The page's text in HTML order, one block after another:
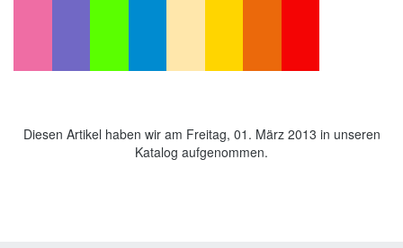
Diesen Artikel haben wir am Freitag, 01. März 2013 in unseren
Katalog aufgenommen.